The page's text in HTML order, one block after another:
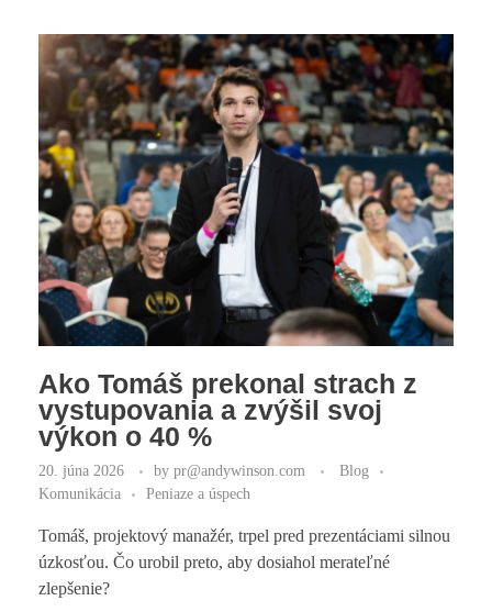
Ako Tomáš prekonal strach z
vystupovania a zvýšil svoj
výkon o 40 %
20. júna 2026 by pr@andywinson.com
Blog
Komunikácia
Peniaze a úspech
Tomáš, projektový manažér, trpel pred prezentáciami silnou
úzkosťou. Čo urobil preto, aby dosiahol merateľné
zlepšenie?